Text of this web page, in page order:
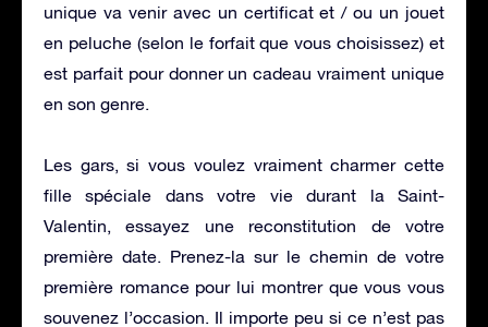
unique va venir avec un certificat et / ou un jouet
en peluche (selon le forfait que vous choisissez) et
est parfait pour donner un cadeau vraiment unique
en son genre.
Les gars, si vous voulez vraiment charmer cette
fille spéciale dans votre vie durant la Saint-
Valentin, essayez une reconstitution de votre
première date. Prenez-la sur le chemin de votre
première romance pour lui montrer que vous vous
souvenez l’occasion. Il importe peu si ce n’est pas